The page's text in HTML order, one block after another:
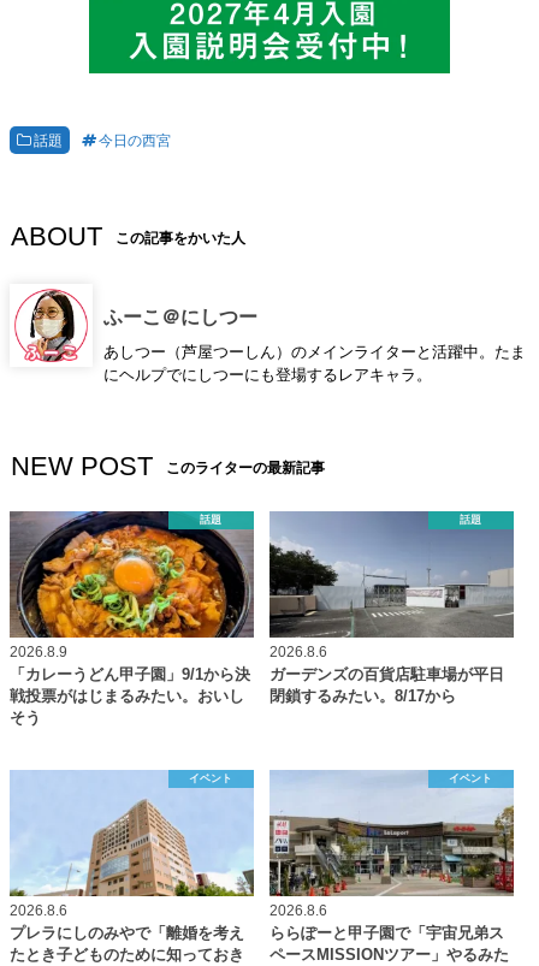
話題 今日の西宮
ABOUT この記事をかいた人
ふーこ＠にしつー
あしつー（芦屋つーしん）のメインライターと活躍中。たま
にヘルプでにしつーにも登場するレアキャラ。
NEW POST このライターの最新記事
話題
2026.8.9
「カレーうどん甲子園」9/1から決
戦投票がはじまるみたい。おいし
そう
話題
2026.8.6
ガーデンズの百貨店駐車場が平日
閉鎖するみたい。8/17から
イベント
2026.8.6
プレラにしのみやで「離婚を考え
たとき子どものために知っておき
イベント
2026.8.6
ららぽーと甲子園で「宇宙兄弟ス
ペースMISSIONツアー」やるみた